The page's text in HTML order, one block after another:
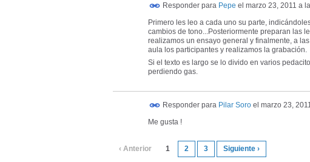
Responder para Pepe el marzo 23, 2011 a
Primero les leo a cada uno su parte,
cambios de tono...Posteriormente preparan las
realizamos un ensayo general y finalmente, a
aula los participantes y realizamos la grabación.
Si el texto es largo se lo divido en varios
perdiendo gas.
Responder para Pilar Soro el marzo 23,
Me gusta !
‹ Anterior 1 2 3 Siguiente ›